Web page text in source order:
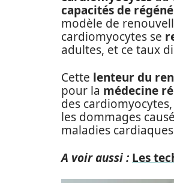
capacités de
modèle de
cardiomyocytes se
adultes, et ce taux
Cette lenteur du
pour la médecine
des
les dommages
maladies
A voir aussi : Les